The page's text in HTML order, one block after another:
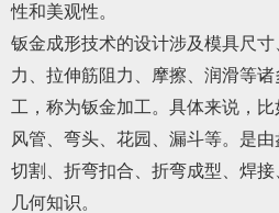
性和美观性。
钣金成形技术的设计涉及模具尺
力、拉伸筋阻力、摩擦、润滑等
工，称为钣金加工。具体来说，
风管、弯头、花园、漏斗等。是
切割、折弯扣合、折弯成型、焊
几何知识。